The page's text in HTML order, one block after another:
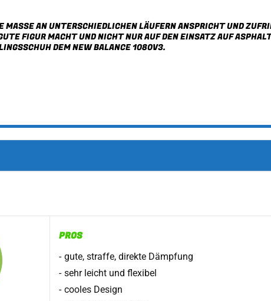
AN UNTERSCHIEDLICHEN LÄUFERN ANSPRICHT UND
FIGUR MACHT UND NICHT NUR AUF DEN EINSATZ AUF
DEMNEW BALANCE 1080V3.
PROS
gute, straffe, direkte Dämpfung
sehr leicht und flexibel
cooles Design